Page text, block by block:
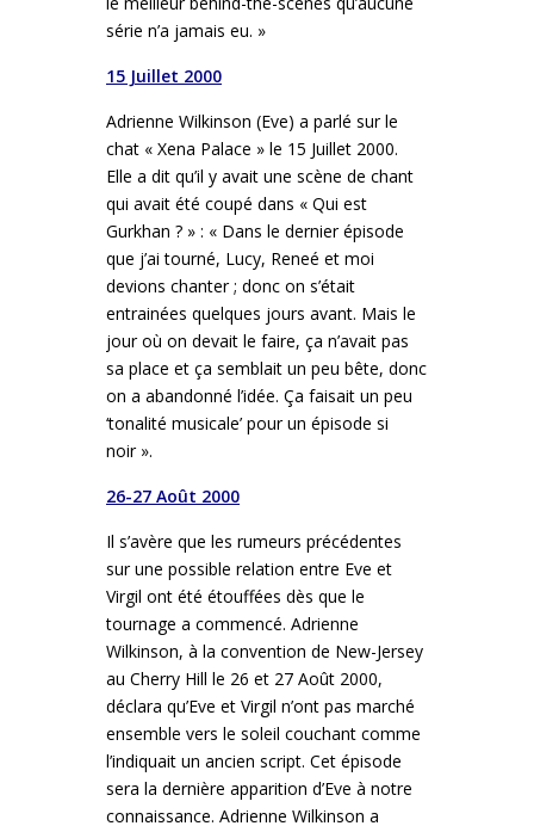
série n’a jamais eu. »
15 Juillet 2000
Adrienne Wilkinson (Eve) a parlé sur le
chat « Xena Palace » le 15 Juillet 2000.
Elle a dit qu’il y avait une scène de chant
qui avait été coupé dans « Qui est
Gurkhan ? » : « Dans le dernier épisode
que j’ai tourné, Lucy, Reneé et moi
devions chanter ; donc on s’était
entrainées quelques jours avant. Mais le
jour où on devait le faire, ça n’avait pas
sa place et ça semblait un peu bête, donc
on a abandonné l’idée. Ça faisait un peu
‘tonalité musicale’ pour un épisode si
noir ».
26-27 Août 2000
Il s’avère que les rumeurs précédentes
sur une possible relation entre Eve et
Virgil ont été étouffées dès que le
tournage a commencé. Adrienne
Wilkinson, à la convention de New-Jersey
au Cherry Hill le 26 et 27 Août 2000,
déclara qu’Eve et Virgil n’ont pas marché
ensemble vers le soleil couchant comme
l’indiquait un ancien script. Cet épisode
sera la dernière apparition d’Eve à notre
connaissance. Adrienne Wilkinson a